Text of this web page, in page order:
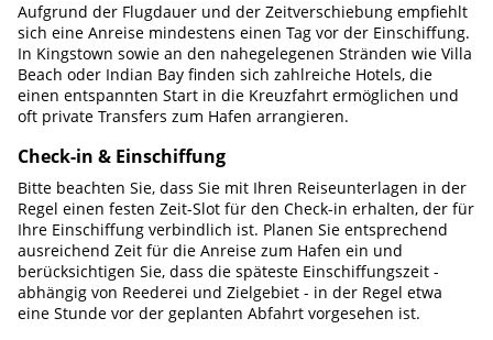
Aufgrund der Flugdauer und der Zeitverschiebung empfiehlt
sich eine Anreise mindestens einen Tag vor der Einschiffung.
In Kingstown sowie an den nahegelegenen Stränden wie Villa
Beach oder Indian Bay finden sich zahlreiche Hotels, die
einen entspannten Start in die Kreuzfahrt ermöglichen und
oft private Transfers zum Hafen arrangieren.
Check-in & Einschiffung
Bitte beachten Sie, dass Sie mit Ihren Reiseunterlagen in der
Regel einen festen Zeit-Slot für den Check-in erhalten, der für
Ihre Einschiffung verbindlich ist. Planen Sie entsprechend
ausreichend Zeit für die Anreise zum Hafen ein und
berücksichtigen Sie, dass die späteste Einschiffungszeit -
abhängig von Reederei und Zielgebiet - in der Regel etwa
eine Stunde vor der geplanten Abfahrt vorgesehen ist.